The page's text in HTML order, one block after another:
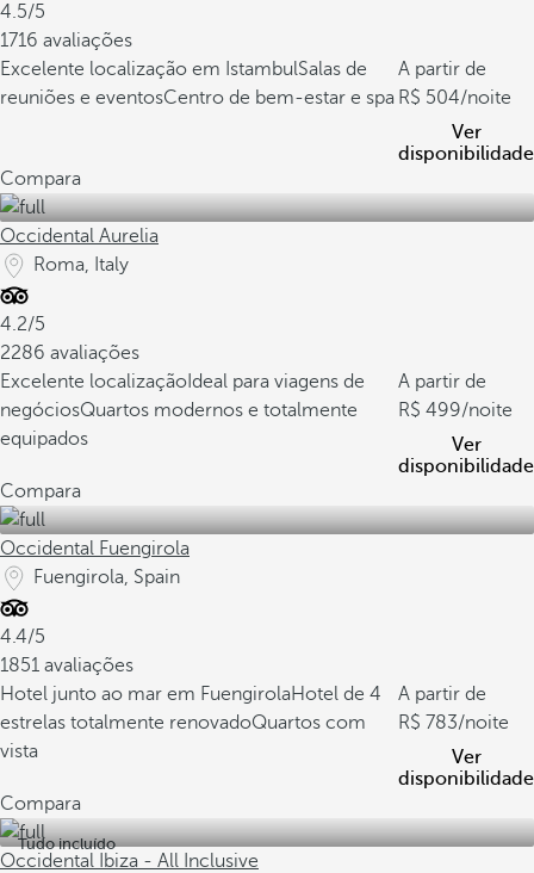
4.5/5
1716 avaliações
Excelente localização em IstambulSalas de
reuniões e eventosCentro de bem-estar e spa
A partir de
504/noite
Ver
disponibilidade
Compara
Occidental Aurelia
Roma, Italy
4.2/5
2286 avaliações
Excelente localização Ideal para viagens de
negóciosQuartos modernos e totalmente
equipados
A partir de
499/noite
Ver
disponibilidade
Compara
Occidental Fuengirola
Fuengirola, Spain
4.4/5
1851 avaliações
Hotel junto ao mar em FuengirolaHotel de 4
estrelas totalmente renovadoQuartos com
vista
A partir de
783/noite
Ver
disponibilidade
Compara
Tudo incluído
Occidental Ibiza - All Inclusive